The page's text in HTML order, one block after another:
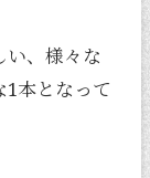
い、様々な
本となって